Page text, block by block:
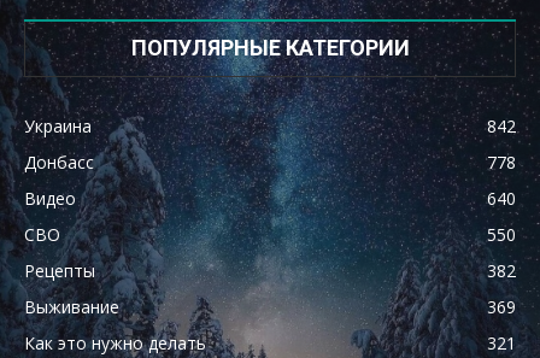
ПОПУЛЯРНЫЕ КАТЕГОРИИ
Украина
842
Донбасс
778
Видео
640
СВО
550
Рецепты
382
Выживание
369
Как это нужно делать
321